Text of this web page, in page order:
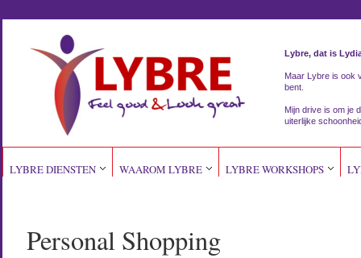
Lybre, dat is
Maar Lybre is ook
bent.
Mijn drive is om je
uiterlijke
LYBRE DIENSTEN WAAROM LYBRE LYBRE WORKSHOPS
Personal Shopping